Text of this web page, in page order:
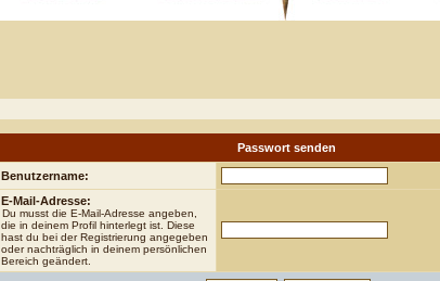
Passwort senden
Benutzername:
E-Mail-Adresse:
Du musst die E-Mail-Adresse angeben,
die in deinem Profil hinterlegt ist. Diese
hast du bei der Registrierung angegeben
oder nachträglich in deinem persönlichen
Bereich geändert.